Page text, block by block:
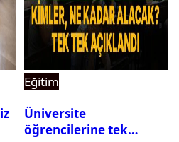
Eğitim
Üniversite
öğrencilerine tek